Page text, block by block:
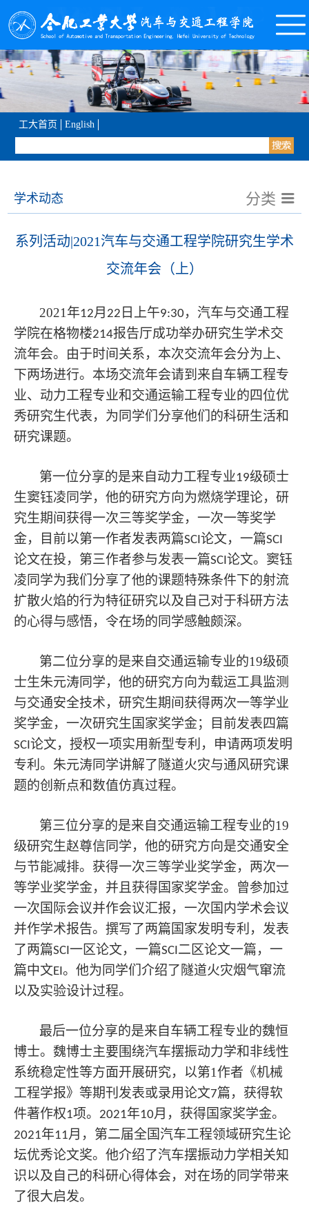
工大首页 English
学术动态 分类
系列活动|2021汽车与交通工程学院研究生学术
交流年会（上）
2021 年12月 22 日上午9:30 ，汽车与交通工程
学院在格物楼214报告厅成功举办研究生学术交
流年会。由于时间关系，本次交流年会分为上、
下两场进行。本场交流年会请到来自车辆工程专
业、动力工程专业和交通运输工程专业的四位优
秀研究生代表，为同学们分享他们的科研生活和
研究课题。
第一位分享的是来自动力工程专业19级硕士
生窦钰凌 同学，他的研究方向为燃烧学理论，研
究生期间获得一次三等奖学金，一次一等奖学
金，目前以第一作者发表两篇SCI论文，一篇SCI
论文在投，第三作者参与发表一篇SCI论文。 窦钰
凌同学为我们分享了他的课题特殊条件下的射流
扩散火焰的行为特征研究以及自己对于科研方法
的心得与感悟，令在场的同学感触颇深。
第二位分享的是来自交通运输专业的19级硕
士生朱元涛同学，他的研究方向为载运工具监测
与交通安全技术，研究生期间获得两次一等学业
奖学金，一次研究生国家奖学金；目前发表四篇
SCI论文，授权一项实用新型专利，申请两项发明
专利。 朱元涛同学讲解了隧道火灾与通风研究课
题的创新点和数值仿真过程。
第三位分享的是来自交通运输工程专业的19
级研究生赵尊信同学，他的研究方向是交通安全
与节能减排。获得一次三等学业奖学金，两次一
等学业奖学金，并且获得国家奖学金。曾参加过
一次国际会议并作会议汇报，一次国内学术会议
并作学术报告。撰写了两篇国家发明专利，发表
了两篇SCI一区论文，一篇SCI二区论文一篇，一
篇中文EI。他为同学们介绍了隧道火灾烟气窜流
以及实验设计过程。
最后一位分享的是来自车辆工程专业的魏恒
博士。魏博士主要围绕汽车摆振动力学和非线性
系统稳定性等方面开展研究，以第1作者《机械
工程学报》等期刊发表或录用论文7篇，获得软
件著作权1项。 2021年10月，获得国家奖学金。
2021年11月，第二届全国汽车工程领域研究生论
坛优秀论文奖。他介绍了汽车摆振动力学相关知
识以及自己的科研心得体会，对在场的同学带来
了很大启发。